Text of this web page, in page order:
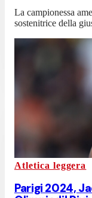
La campionessa
sostenitrice della
Atletica leggera
Parigi 2024,